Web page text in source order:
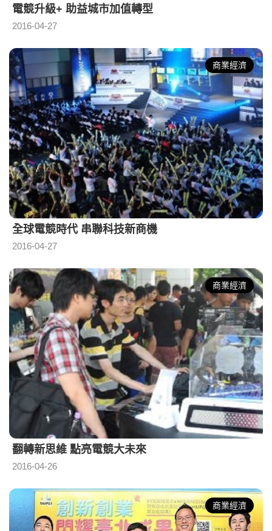
電競升級+ 助益城市加值轉型
2016-04-27
商業經濟
全球電競時代 串聯科技新商機
2016-04-27
商業經濟
翻轉新思維 點亮電競大未來
2016-04-26
商業經濟